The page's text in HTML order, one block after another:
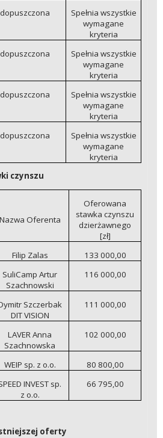
dopuszczona
Spełnia wszystkie
wymagane
kryteria
dopuszczona
Spełnia wszystkie
wymagane
kryteria
dopuszczona
Spełnia wszystkie
wymagane
kryteria
dopuszczona
Spełnia wszystkie
wymagane
kryteria
czynszu
Nazwa Oferenta
Oferowana
stawka czynszu
dzierżawnego
[zł]
Filip Zalas
133 000,00
SuliCamp Artur
Szachnowski
116 000,00
Szczerbak
DIT VISION
111 000,00
LAVER Anna
Szachnowska
102 000,00
WEIP sp. z o.o.
80 800,00
INVEST sp.
z o.o.
66 795,00
oferty